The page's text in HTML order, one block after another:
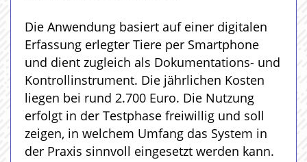
Die Anwendung basiert auf einer digitalen
Erfassung erlegter Tiere per Smartphone
und dient zugleich als Dokumentations- und
Kontrollinstrument. Die jährlichen Kosten
liegen bei rund 2.700 Euro. Die Nutzung
erfolgt in der Testphase freiwillig und soll
zeigen, in welchem Umfang das System in
der Praxis sinnvoll eingesetzt werden kann.